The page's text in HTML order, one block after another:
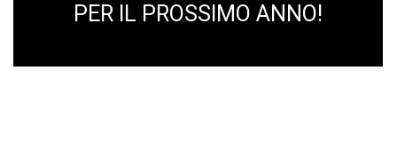
PER IL PROSSIMO ANNO!